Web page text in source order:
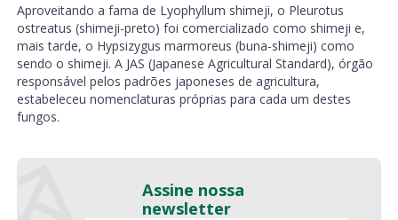
Aproveitando a fama de Lyophyllum shimeji, o Pleurotus
ostreatus (shimeji-preto) foi comercializado como shimeji e,
mais tarde, o Hypsizygus marmoreus (buna-shimeji) como
sendo o shimeji. A JAS (Japanese Agricultural Standard), órgão
responsável pelos padrões japoneses de agricultura,
estabeleceu nomenclaturas próprias para cada um destes
fungos.
Assine nossa
newsletter